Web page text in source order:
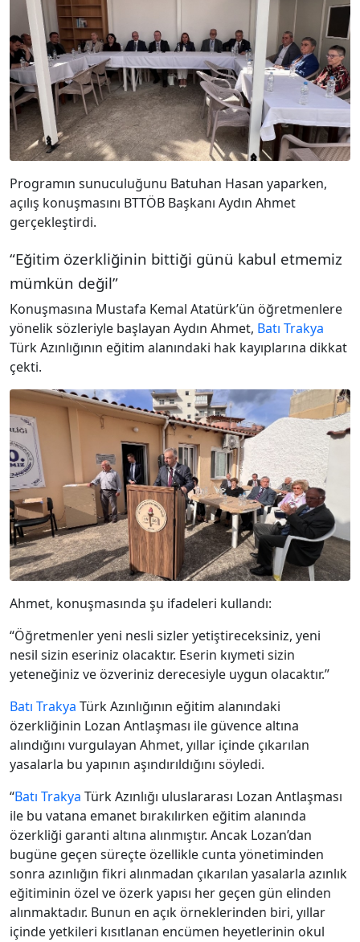
Programın sunuculuğunu Batuhan Hasan yaparken,
açılış konuşmasını BTTÖB Başkanı Aydın Ahmet
gerçekleştirdi.
“Eğitim özerkliğinin bittiği günü kabul etmemiz
mümkün değil”
Konuşmasına Mustafa Kemal Atatürk’ün öğretmenlere
yönelik sözleriyle başlayan Aydın Ahmet, Batı Trakya
Türk Azınlığının eğitim alanındaki hak kayıplarına dikkat
çekti.
Ahmet, konuşmasında şu ifadeleri kullandı:
“Öğretmenler yeni nesli sizler yetiştireceksiniz, yeni
nesil sizin eseriniz olacaktır. Eserin kıymeti sizin
yeteneğiniz ve özveriniz derecesiyle uygun olacaktır.”
Batı Trakya Türk Azınlığının eğitim alanındaki
özerkliğinin Lozan Antlaşması ile güvence altına
alındığını vurgulayan Ahmet, yıllar içinde çıkarılan
yasalarla bu yapının aşındırıldığını söyledi.
“Batı Trakya Türk Azınlığı uluslararası Lozan Antlaşması
ile bu vatana emanet bırakılırken eğitim alanında
özerkliği garanti altına alınmıştır. Ancak Lozan’dan
bugüne geçen süreçte özellikle cunta yönetiminden
sonra azınlığın fikri alınmadan çıkarılan yasalarla azınlık
eğitiminin özel ve özerk yapısı her geçen gün elinden
alınmaktadır. Bunun en açık örneklerinden biri, yıllar
içinde yetkileri kısıtlanan encümen heyetlerinin okul